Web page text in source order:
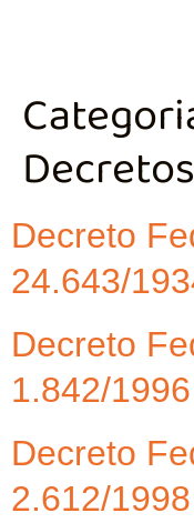
Decretos
Decreto
24.643/
Decreto
1.842/1996
Decreto
2.612/1998